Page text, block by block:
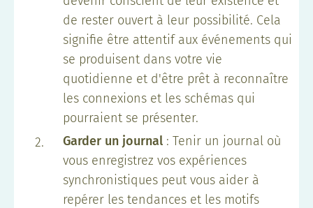
de rester ouvert à leur possibilité. Cela
signifie être attentif aux événements qui
se produisent dans votre vie
quotidienne et d'être prêt à reconnaître
les connexions et les schémas qui
pourraient se présenter.
Garder un journal : Tenir un journal où
vous enregistrez vos expériences
synchronistiques peut vous aider à
repérer les tendances et les motifs